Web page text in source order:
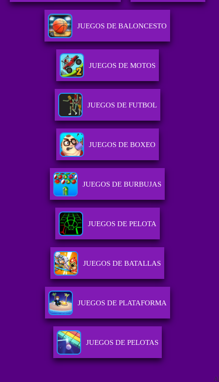
JUEGOS DE BALONCESTO
JUEGOS DE MOTOS
JUEGOS DE FUTBOL
JUEGOS DE BOXEO
JUEGOS DE BURBUJAS
JUEGOS DE PELOTA
JUEGOS DE BATALLAS
JUEGOS DE PLATAFORMA
JUEGOS DE PELOTAS